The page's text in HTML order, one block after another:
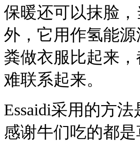
保暖还可以抹脸
外，它用作氢能
粪做衣服比起来
难联系起来。
Essaidi采用的方
感谢牛们吃的都